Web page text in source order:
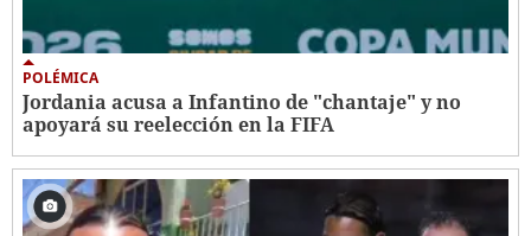
POLÉMICA
Jordania acusa a Infantino de "chantaje" y no
apoyará su reelección en la FIFA